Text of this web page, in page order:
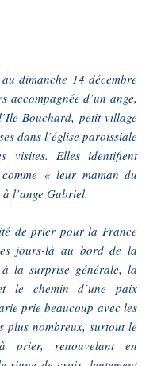
dimanche 14 décembre
accompagnée d’un ange,
Bouchard, petit village
dans l’église paroissiale
visites. Elles identifient
« leur maman du
l’ange Gabriel.
de prier pour la France
jours-là au bord de la
la surprise générale, la
le chemin d’une paix
prie beaucoup avec les
plus nombreux, surtout le
prier, renouvelant en